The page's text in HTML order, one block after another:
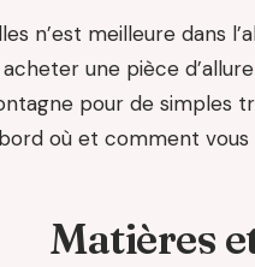
n’est meilleure dans
une pièce
pour de simples
où et comment
Matières